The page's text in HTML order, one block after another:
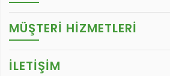
MÜŞTERİ HİZMETLERİ
İLETİŞİM